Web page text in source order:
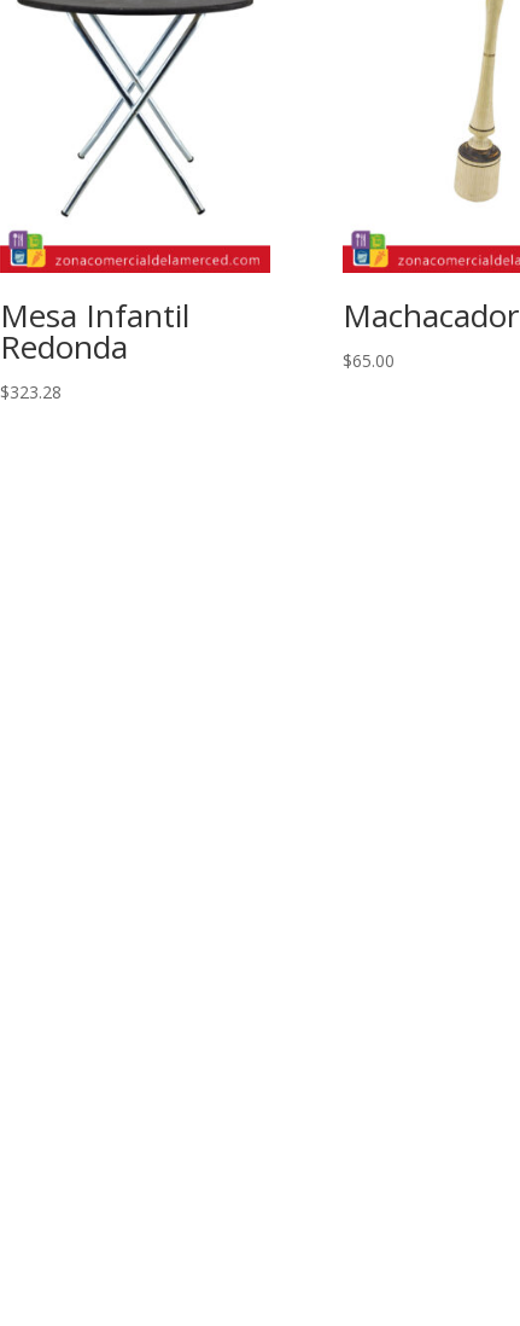
Mesa Infantil
Redonda
$323.28
Machacador
$65.00